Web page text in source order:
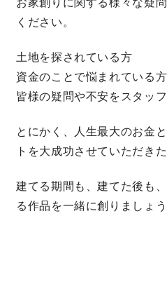
納得リフォームスタジオ
分譲住宅･不動産
お知らせ
お家創りに関する様々な疑
ください。
土地を探されている方
資金のことで悩まれている方
皆様の疑問や不安をスタッ
とにかく、人生最大のお金
トを大成功させていただきた
建てる期間も、建てた後も
る作品を一緒に創りましょう